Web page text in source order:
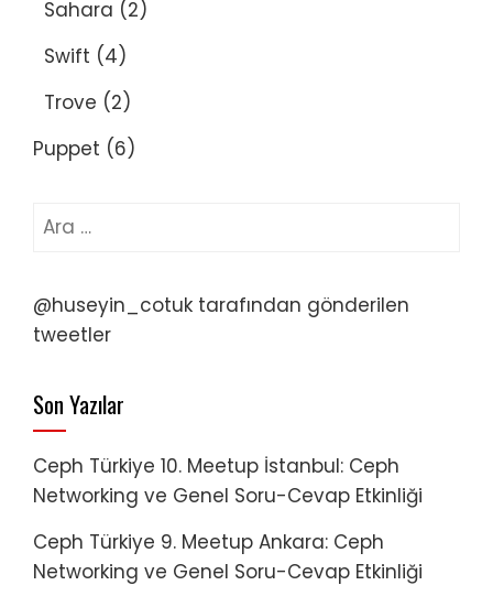
Sahara (2)
Swift (4)
Trove (2)
Puppet (6)
Arama:
@huseyin_cotuk tarafından gönderilen
tweetler
Son Yazılar
Ceph Türkiye 10. Meetup İstanbul: Ceph
Networking ve Genel Soru-Cevap Etkinliği
Ceph Türkiye 9. Meetup Ankara: Ceph
Networking ve Genel Soru-Cevap Etkinliği